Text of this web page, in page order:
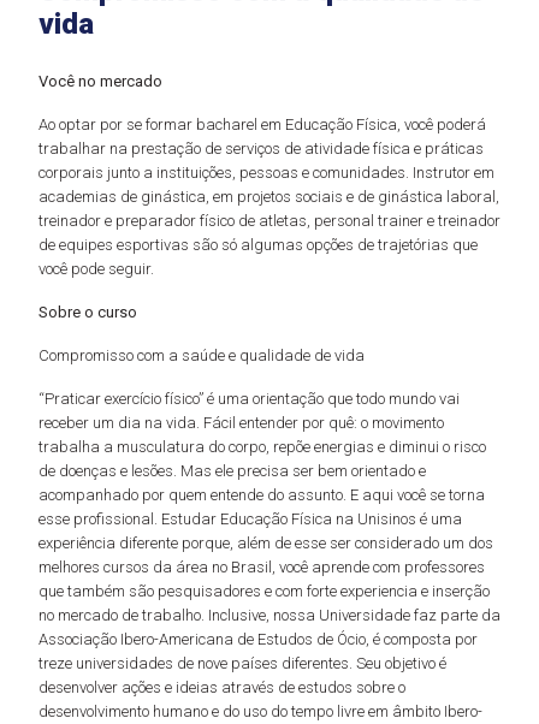
vida
Você no mercado
Ao optar por se formar bacharel em Educação Física, você poderá
trabalhar na prestação de serviços de atividade física e práticas
corporais junto a instituições, pessoas e comunidades. Instrutor em
academias de ginástica, em projetos sociais e de ginástica laboral,
treinador e preparador físico de atletas, personal trainer e treinador
de equipes esportivas são só algumas opções de trajetórias que
você pode seguir.
Sobre o curso
Compromisso com a saúde e qualidade de vida
“Praticar exercício físico” é uma orientação que todo mundo vai
receber um dia na vida. Fácil entender por quê: o movimento
trabalha a musculatura do corpo, repõe energias e diminui o risco
de doenças e lesões. Mas ele precisa ser bem orientado e
acompanhado por quem entende do assunto. E aqui você se torna
esse profissional. Estudar Educação Física na Unisinos é uma
experiência diferente porque, além de esse ser considerado um dos
melhores cursos da área no Brasil, você aprende com professores
que também são pesquisadores e com forte experiencia e inserção
no mercado de trabalho. Inclusive, nossa Universidade faz parte da
Associação Ibero-Americana de Estudos de Ócio, é composta por
treze universidades de nove países diferentes. Seu objetivo é
desenvolver ações e ideias através de estudos sobre o
desenvolvimento humano e do uso do tempo livre em âmbito Ibero-